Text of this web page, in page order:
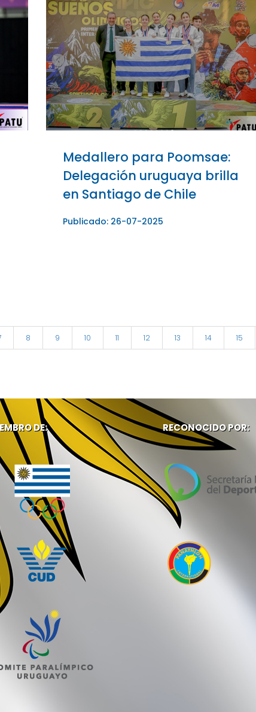
Medallero para Poomsae:
Delegación uruguaya brilla
en Santiago de Chile
Publicado: 26-07-2025
8 9 10 11 12 13 14 15
DE: RECONOCIDO POR: